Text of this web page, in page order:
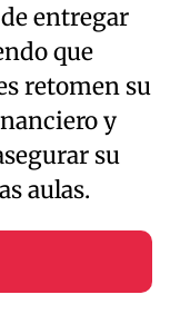
entregar
que
retomen su
y
su
aulas.